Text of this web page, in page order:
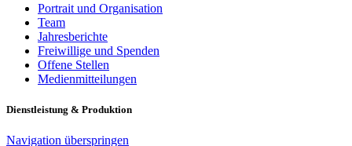
Portrait und Organisation
Team
Jahresberichte
Freiwillige und Spenden
Offene Stellen
Medienmitteilungen
Dienstleistung & Produktion
Navigation überspringen